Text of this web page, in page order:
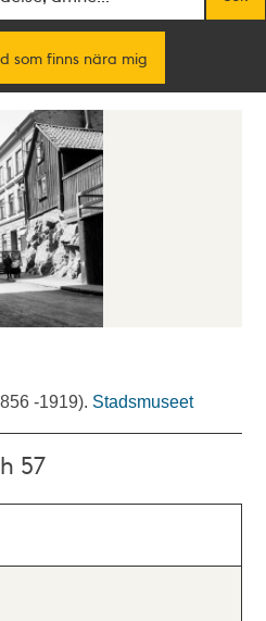
som finns nära mig
-1919). Stadsmuseet
57